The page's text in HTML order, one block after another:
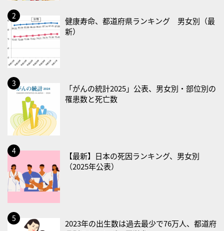
・防犯の日
2026/08/19(水)
・世界人道デー
・食育の日
2026/08/21(金)
・治療アプリの日
・献血の日
2026/08/22(土)
・禁煙の日
2026/08/23(日)
・不眠の日
・乳酸菌の日
2026/08/25(火)
・いたわり肌の日
健康寿命、都道府県ランキング 男女別（最
新）
「がんの統計2025」公表、男女別・部位別の
罹患数と死亡数
【最新】日本の死因ランキング、男女別
（2025年公表）
2023年の出生数は過去最少で76万人、都道府